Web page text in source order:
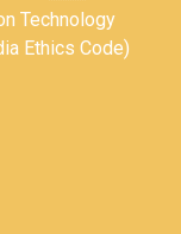
Technology
Ethics Code)